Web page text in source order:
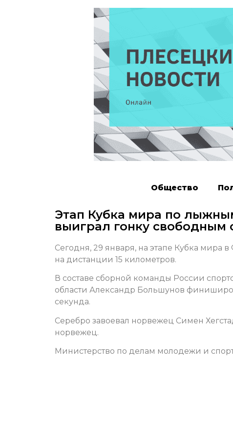
Общество
Этап Кубка мира по
выиграл гонку свободным
Сегодня, 29 января, на этапе Кубка мира
на дистанции 15 километров.
В составе сборной команды России
области Александр Большунов
секунда.
Серебро завоевал норвежец Симен
норвежец.
Министерство по делам молодежи и